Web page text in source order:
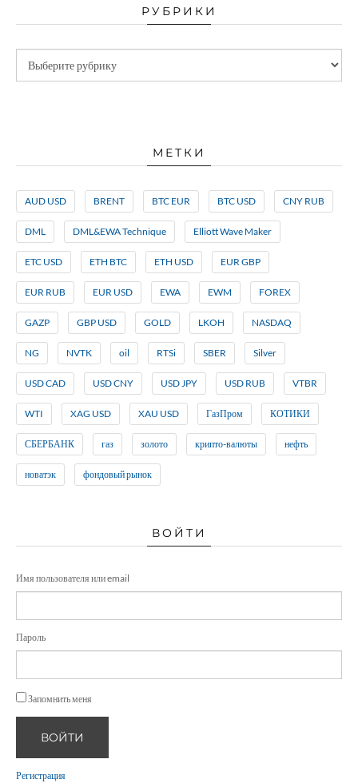
РУБРИКИ
МЕТКИ
AUD USD BRENT BTC EUR BTC USD CNY RUB
DML DML&EWA Technique Elliott Wave Maker
ETC USD ETH BTC ETH USD EUR GBP
EUR RUB EUR USD EWA EWM FOREX
GAZP GBP USD GOLD LKOH NASDAQ
NG NVTK oil RTSi SBER Silver
USD CAD USD CNY USD JPY USD RUB VTBR
WTI XAG USD XAU USD ГазПром КОТИКИ
СБЕРБАНК газ золото крипто-валюты нефть
новатэк фондовый рынок
ВОЙТИ
Имя пользователя или email
Пароль
Запомнить меня
ВОЙТИ
Регистрация